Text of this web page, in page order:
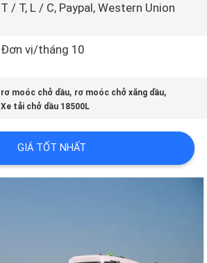
T / T, L / C, Paypal, Western Union
Đơn vị/tháng 10
rơ moóc chở dầu, rơ moóc chở xăng dầu,
Xe tải chở dầu 18500L
GIÁ TỐT NHẤT